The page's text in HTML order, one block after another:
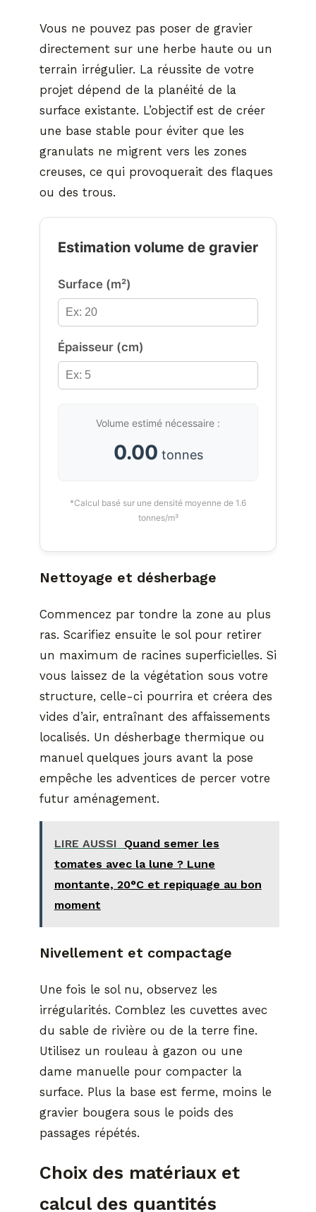
Vous ne pouvez pas poser de gravier
directement sur une herbe haute ou un
terrain irrégulier. La réussite de votre
projet dépend de la planéité de la
surface existante. L’objectif est de créer
une base stable pour éviter que les
granulats ne migrent vers les zones
creuses, ce qui provoquerait des flaques
ou des trous.
Estimation volume de gravier
Surface (m²)
Épaisseur (cm)
Volume estimé nécessaire :
0.00 tonnes
*Calcul basé sur une densité moyenne de 1.6
tonnes/m³
Nettoyage et désherbage
Commencez par tondre la zone au plus
ras. Scarifiez ensuite le sol pour retirer
un maximum de racines superficielles. Si
vous laissez de la végétation sous votre
structure, celle-ci pourrira et créera des
vides d’air, entraînant des affaissements
localisés. Un désherbage thermique ou
manuel quelques jours avant la pose
empêche les adventices de percer votre
futur aménagement.
LIRE AUSSI
Quand semer les
tomates avec la lune ? Lune
montante, 20°C et repiquage au bon
moment
Nivellement et compactage
Une fois le sol nu, observez les
irrégularités. Comblez les cuvettes avec
du sable de rivière ou de la terre fine.
Utilisez un rouleau à gazon ou une
dame manuelle pour compacter la
surface. Plus la base est ferme, moins le
gravier bougera sous le poids des
passages répétés.
Choix des matériaux et
calcul des quantités